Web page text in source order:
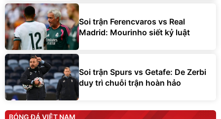
Soi trận Ferencvaros vs Real
Madrid: Mourinho siết kỷ luật
Soi trận Spurs vs Getafe: De Zerbi
duy trì chuỗi trận hoàn hảo
BÓNG ĐÁ VIỆT NAM